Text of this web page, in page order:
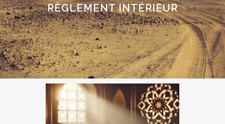
RÈGLEMENT INTÉRIEUR